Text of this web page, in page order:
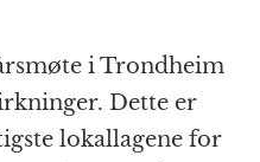
i Trondheim
Dette er
lokallagene for